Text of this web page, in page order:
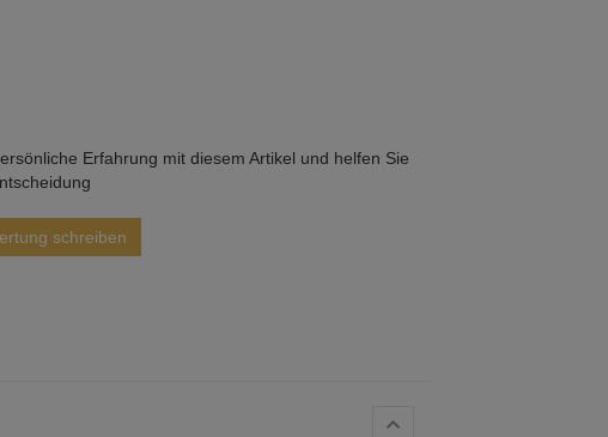
Erfahrung mit diesem Artikel und helfen Sie
schreiben